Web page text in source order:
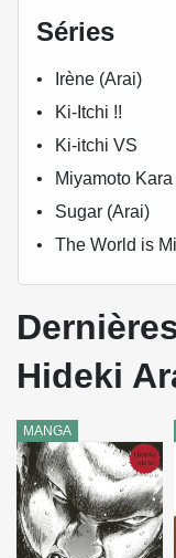
Séries
Irène (Arai)
Ki-Itchi !!
Ki-itchi VS
Miyamoto
Sugar (Arai)
The World is
Hideki
MANGA